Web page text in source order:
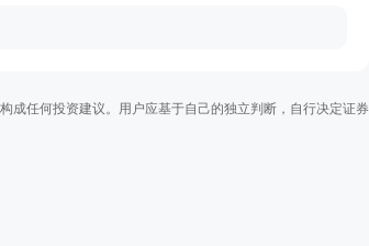
成任何投资建议。用户应基于自己的独立判断，自行决定证券